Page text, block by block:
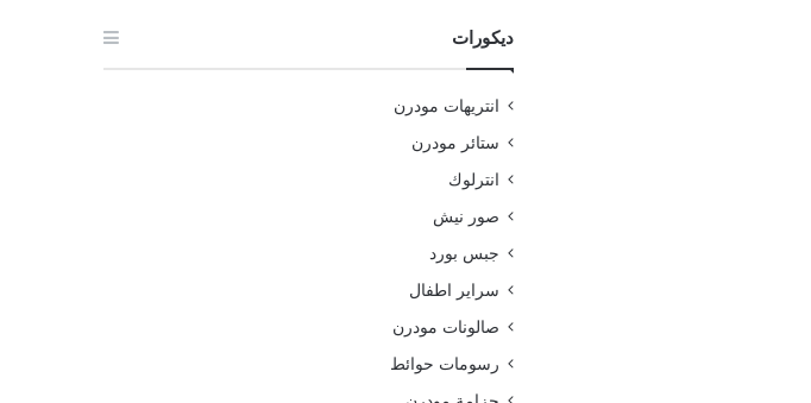
ديكورات
انتريهات مودرن
ستائر مودرن
انترلوك
صور نيش
جبس بورد
سراير اطفال
صالونات مودرن
رسومات حوائط